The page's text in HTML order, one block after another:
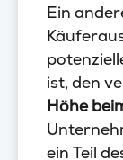
Ein
ist, den
Höhe
ein Teil